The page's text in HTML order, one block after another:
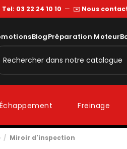
Tel: 03 22 24 10 10 — ✉️ Nous
BlogPréparation Moteur
Échappement Freinage
Miroir d'inspection